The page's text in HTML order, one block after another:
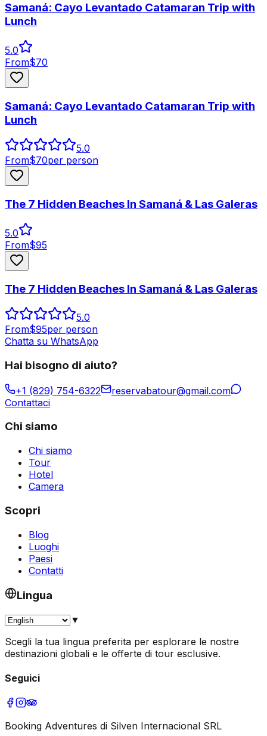
Samaná: Cayo Levantado Catamaran Trip with
Lunch
5.0
From$70
Samaná: Cayo Levantado Catamaran Trip with
Lunch
5.0
From$70per person
The 7 Hidden Beaches In Samaná & Las Galeras
5.0
From$95
The 7 Hidden Beaches In Samaná & Las Galeras
5.0
From$95per person
Chatta su WhatsApp
Hai bisogno di aiuto?
+1 (829) 754-6322
reservabatour@gmail.com
Contattaci
Chi siamo
Chi siamo
Tour
Hotel
Camera
Scopri
Blog
Luoghi
Paesi
Contatti
Lingua
▼
Scegli la tua lingua preferita per esplorare le nostre
destinazioni globali e le offerte di tour esclusive.
Seguici
Booking Adventures di Silven Internacional SRL